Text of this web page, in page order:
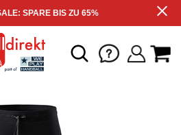
SPARE BIS ZU 65%